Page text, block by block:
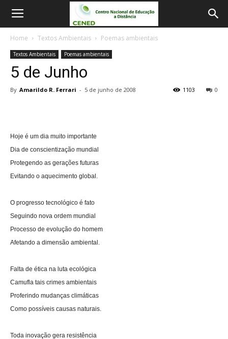
Home Textos Ambientais Poemas ambientais
Textos Ambientais Poemas ambientais
5 de Junho
By Amarildo R. Ferrari - 5 de junho de 2008 0
1103
Hoje é um dia muito importante
Dia de conscientização mundial
Protegendo as gerações futuras
Evitando o aquecimento global.
O progresso tecnológico é fato
Seguindo nova ordem mundial
Processo de evolução do homem
Afetando a dimensão ambiental.
Falta de ética na luta ecológica
Camufla tais crimes ambientais
Proferindo mudanças climáticas
Como possíveis causas naturais.
Toda inovação gera resistência